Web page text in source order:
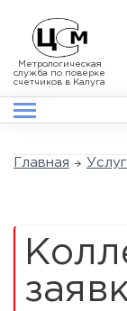
Метрологическая
служба по поверке
счетчиков в Калуга
Главная